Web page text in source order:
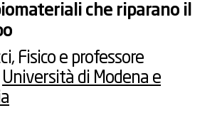
che riparano il
, Fisico e professore
Università di Modena e